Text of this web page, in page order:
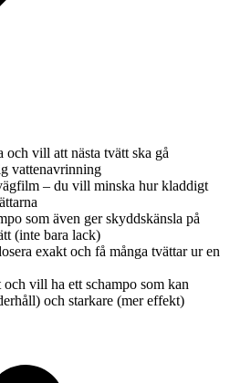
och vill att nästa tvätt ska gå
vattenavrinning
– du vill minska hur kladdigt
som även ger skyddskänsla på
(inte bara lack)
exakt och få många tvättar ur en
vill ha ett schampo som kan
och starkare (mer effekt)